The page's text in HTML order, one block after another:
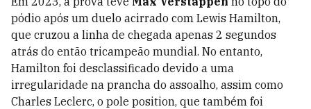
pódio após um duelo acirrado com Lewis Hamilton,
que cruzou a linha de chegada apenas 2 segundos
atrás do então tricampeão mundial. No entanto,
Hamilton foi desclassificado devido a uma
irregularidade na prancha do assoalho, assim como
Charles Leclerc, o pole position, que também foi